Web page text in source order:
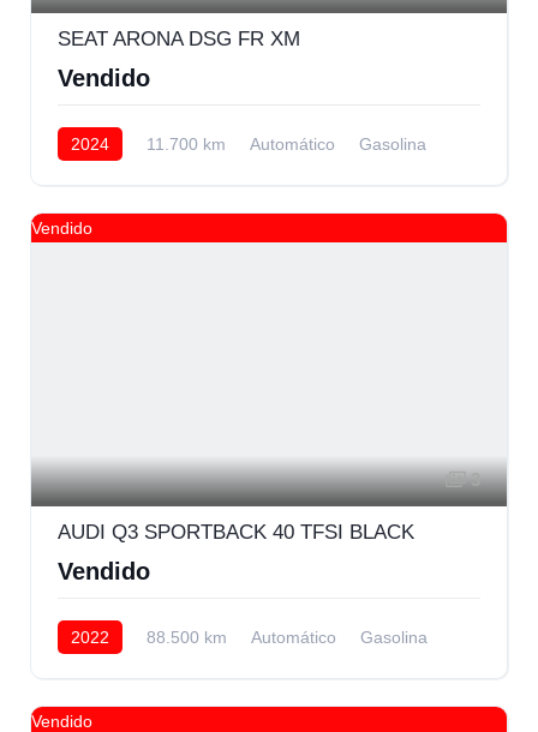
SEAT ARONA DSG FR XM
Vendido
2024 11.700 km Automático
Gasolina
Vendido
3
AUDI Q3 SPORTBACK 40 TFSI BLACK
Vendido
2022 88.500 km Automático
Gasolina
Vendido